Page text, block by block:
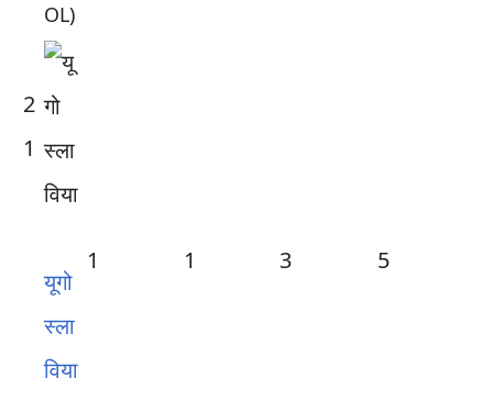
2
1
OL)
यूगो
स्ला
विया
1 1 3 5